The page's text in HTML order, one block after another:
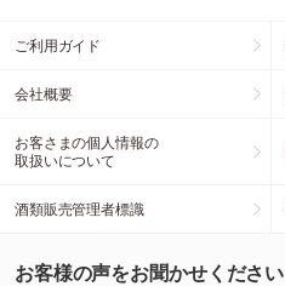
ご利用ガイド
会社概要
お客さまの個人情報の
取扱いについて
酒類販売管理者標識
お客様の声をお聞かせください